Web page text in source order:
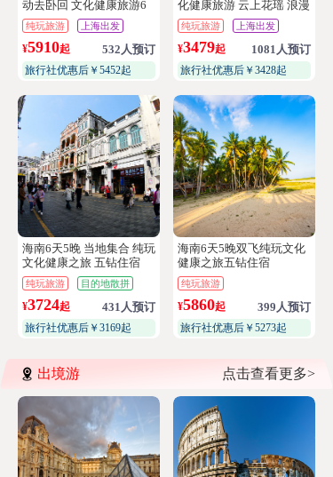
动去卧回 文化健康旅游6
日3晚总统六号游轮2晚四
钻酒店
纯玩旅游 上海出发
¥5910起 532人预订
旅行社优惠后￥5452起
化健康旅游 云上花瑶 浪漫
崀山
纯玩旅游 上海出发
¥3479起 1081人预订
旅行社优惠后￥3428起
海南6天5晚 当地集合 纯玩
文化健康之旅 五钻住宿
纯玩旅游 目的地散拼
¥3724起 431人预订
旅行社优惠后￥3169起
海南6天5晚双飞纯玩文化
健康之旅五钻住宿
纯玩旅游
¥5860起 399人预订
旅行社优惠后￥5273起
出境游 点击查看更多>